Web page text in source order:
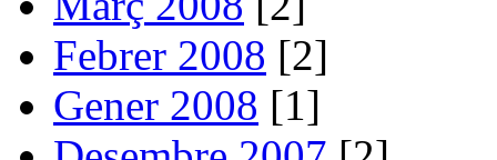
Febrer 2008 [2]
Gener 2008 [1]